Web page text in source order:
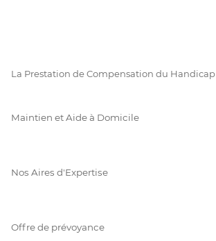
La Prestation de Compensation du Handicap
Maintien et Aide à Domicile
Nos Aires d'Expertise
Offre de prévoyance